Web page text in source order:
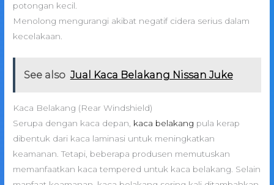
potongan kecil.
Menolong mengurangi akibat negatif cidera serius dalam
kecelakaan.
See also Jual Kaca Belakang Nissan Juke
Kaca Belakang (Rear Windshield)
Serupa dengan kaca depan, kaca belakang pula kerap
dibentuk dari kaca laminasi untuk meningkatkan
keamanan. Tetapi, beberapa produsen memutuskan
memanfaatkan kaca tempered untuk kaca belakang. Selain